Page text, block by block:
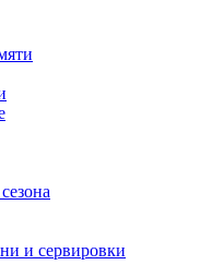
и сервировки